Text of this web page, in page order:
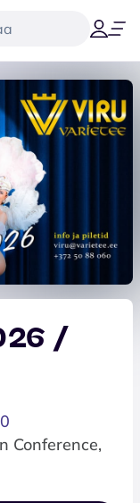
/
Conference,